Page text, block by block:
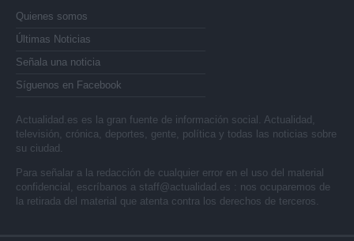
Quienes somos
Últimas Noticias
Señala una noticia
Síguenos en Facebook
Actualidad.es es la gran fuente de información social. Actualidad,
televisión, crónica, deportes, gente, política y todas las noticias sobre
su ciudad.
Para señalar a la redacción de cualquier error en el uso del material
confidencial, escríbanos a staff@actualidad.es : nos ocuparemos de
la retirada del material que atenta contra los derechos de terceros.